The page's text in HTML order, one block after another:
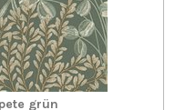
grün